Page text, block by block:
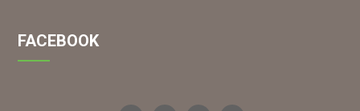
FACEBOOK